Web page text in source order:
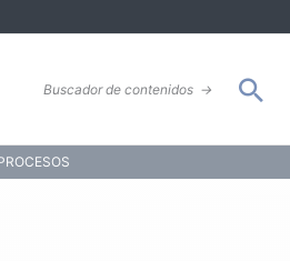
Buscador de contenidos →